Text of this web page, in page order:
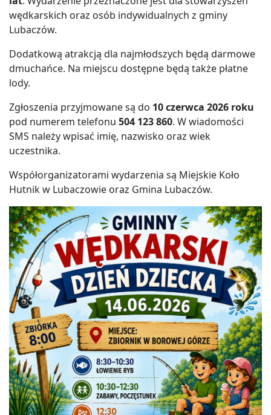
wędkarskich oraz osób indywidualnych z gminy
Lubaczów.
Dodatkową atrakcją dla najmłodszych będą darmowe
dmuchańce. Na miejscu dostępne będą także płatne
lody.
Zgłoszenia przyjmowane są do 10 czerwca 2026 roku
pod numerem telefonu 504 123 860. W wiadomości
SMS należy wpisać imię, nazwisko oraz wiek
uczestnika.
Współorganizatorami wydarzenia są Miejskie Koło
Hutnik w Lubaczowie oraz Gmina Lubaczów.